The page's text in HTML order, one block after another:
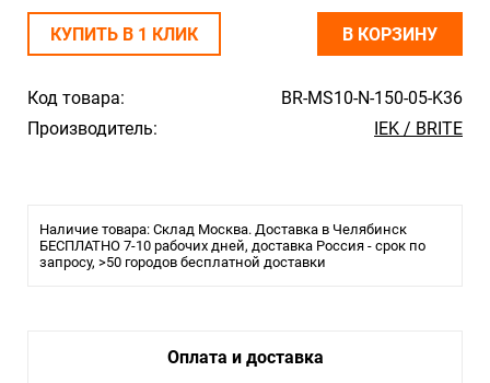
Код товара:
BR-MS10-N-150-05-K36
Производитель:
IEK / BRITE
Наличие товара: Склад Москва. Доставка в Челябинск
БЕСПЛАТНО 7-10 рабочих дней, доставка Россия - срок по
запросу, >50 городов бесплатной доставки
КУПИТЬ В 1 КЛИК В КОРЗИНУ
Оплата и доставка